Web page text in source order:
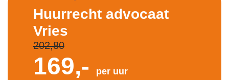
Huurrecht advocaat
Vries
202,80
169,- per uur